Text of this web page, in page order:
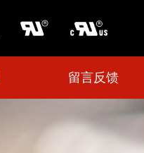
留言反馈